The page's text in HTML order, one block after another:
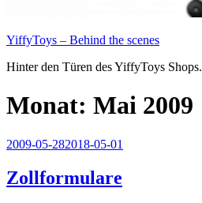
YiffyToys – Behind the scenes
Hinter den Türen des YiffyToys Shops.
Monat: Mai 2009
Veröffentlicht
2009-05-282018-05-01
Zollformulare